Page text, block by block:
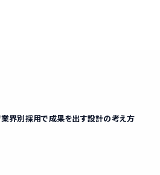
業界別採用で成果を出す設計の考え方